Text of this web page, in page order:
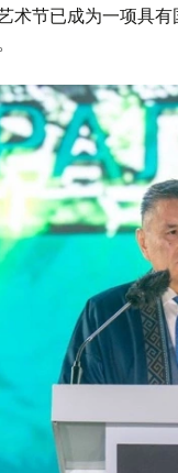
术节已成为一项具